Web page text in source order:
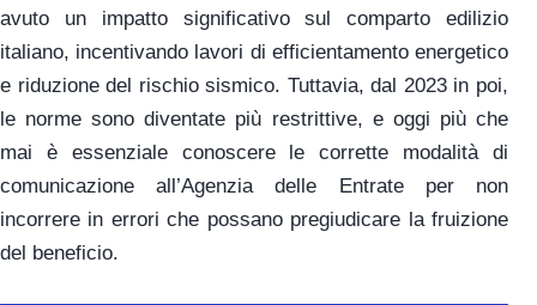
avuto un impatto significativo sul comparto edilizio
italiano, incentivando lavori di efficientamento energetico
e riduzione del rischio sismico. Tuttavia, dal 2023 in poi,
le norme sono diventate più restrittive, e oggi più che
mai è essenziale conoscere le corrette modalità di
comunicazione all’Agenzia delle Entrate per non
incorrere in errori che possano pregiudicare la fruizione
del beneficio.